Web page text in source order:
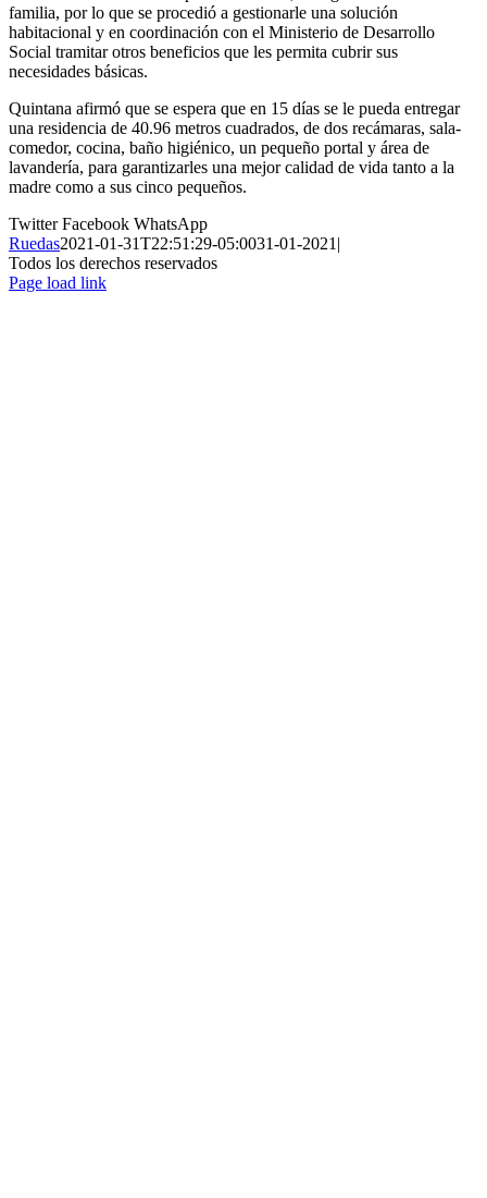
familia, por lo que se procedió a gestionarle una solución
habitacional y en coordinación con el Ministerio de Desarrollo
Social tramitar otros beneficios que les permita cubrir sus
necesidades básicas.
Quintana afirmó que se espera que en 15 días se le pueda entregar
una residencia de 40.96 metros cuadrados, de dos recámaras, sala-
comedor, cocina, baño higiénico, un pequeño portal y área de
lavandería, para garantizarles una mejor calidad de vida tanto a la
madre como a sus cinco pequeños.
TwitterFacebook WhatsApp
Ruedas2021-01-31T22:51:29-05:0031-01-2021|
Todos los derechos reservados
Page load link